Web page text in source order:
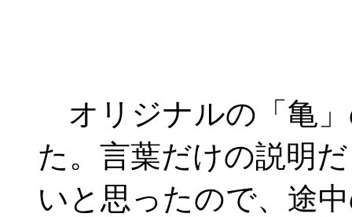
オリジナルの「亀
た。言葉だけの説明
いと思ったので、途